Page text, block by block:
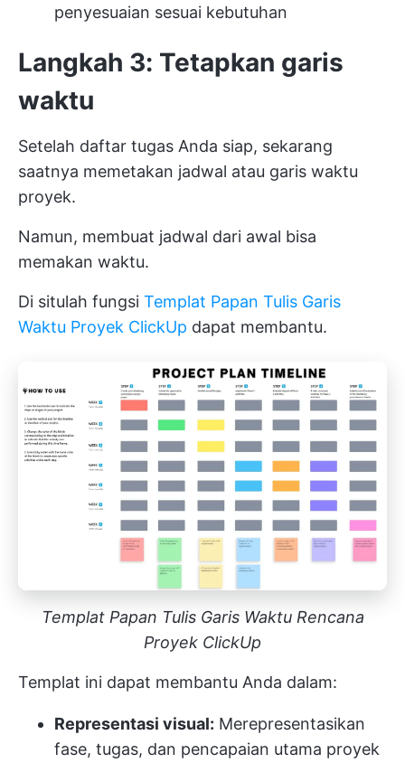
penyesuaian sesuai kebutuhan
Langkah 3: Tetapkan garis
waktu
Setelah daftar tugas Anda siap, sekarang
saatnya memetakan jadwal atau garis waktu
proyek.
Namun, membuat jadwal dari awal bisa
memakan waktu.
Di situlah fungsi Templat Papan Tulis Garis
Waktu Proyek ClickUp dapat membantu.
Templat Papan Tulis Garis Waktu Rencana
Proyek ClickUp
Templat ini dapat membantu Anda dalam:
Representasi visual: Merepresentasikan
fase, tugas, dan pencapaian utama proyek